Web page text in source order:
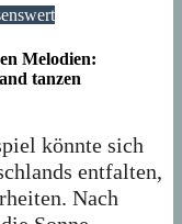
Melodien:
tanzen
könnte sich
entfalten,
Nach